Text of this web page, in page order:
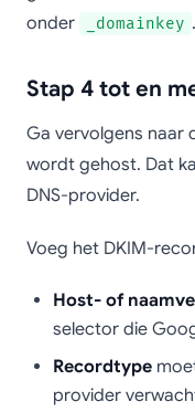
onder
_domainkey .
Stap 4 tot en
Ga vervolgens naar
wordt gehost. Dat
DNS-provider.
Voeg het DKIM-
Host- of
selector die
Recordtype
provider